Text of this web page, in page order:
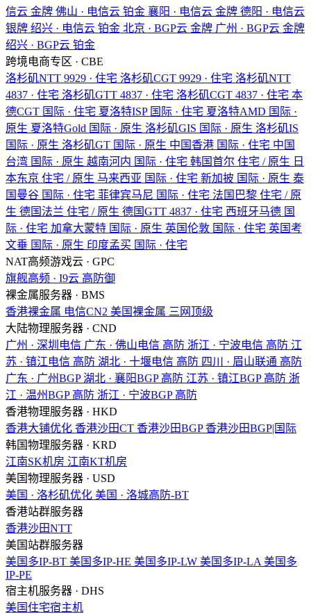
信云 金牌 佛山 · 电信云 铂金 襄阳 · 电信云 金牌 德阳 · 电信云
银牌 绍兴 · 电信云 铂金 北京 · BGP云 金牌 广州 · BGP云 金牌
绍兴 · BGP云 铂金
跨境电商专区 · CBE
洛杉矶NTT 9929 · 住宅 洛杉矶CGT 9929 · 住宅 洛杉矶NTT
4837 · 住宅 洛杉矶GTT 4837 · 住宅 洛杉矶CGT 4837 · 住宅 本
德CGT 国际 · 住宅 夏洛特ISP 国际 · 住宅 夏洛特AMD 国际 ·
原生 夏洛特Gold 国际 · 原生 洛杉矶GIS 国际 · 原生 洛杉矶IS
国际 · 原生 洛杉矶GT 国际 · 原生 中国香港 国际 · 住宅 中国
台湾 国际 · 原生 越南河内 国际 · 住宅 韩国首尔 住宅 / 原生 日
本东京 住宅 / 原生 马来西亚 国际 · 住宅 新加披 国际 · 原生 泰
国曼谷 国际 · 住宅 菲律宾马尼 国际 · 住宅 法国巴黎 住宅 / 原
生 德国法兰 住宅 / 原生 德国GTT 4837 · 住宅 西班牙马德 国
际 · 住宅 加拿大蒙特 国际 · 原生 英国伦敦 国际 · 住宅 英国考
文垂 国际 · 原生 印度孟买 国际 · 住宅
NAT高频游戏云 · GPC
旗舰高频 · I9云 高防御
裸金属服务器 · BMS
香港裸金属 电信CN2 美国裸金属 三网顶级
大陆物理服务器 · CND
广州 · 深圳电信 广东 · 佛山电信 高防 浙江 · 宁波电信 高防 江
苏 · 镇江电信 高防 湖北 · 十堰电信 高防 四川 · 眉山联通 高防
广东 · 广州BGP 湖北 · 襄阳BGP 高防 江苏 · 镇江BGP 高防 浙
江 · 温州BGP 高防 浙江 · 宁波BGP 高防
香港物理服务器 · HKD
香港大铺优化 香港沙田CT 香港沙田BGP 香港沙田BGP|国际
韩国物理服务器 · KRD
江南SK机房 江南KT机房
美国物理服务器 · USD
美国 · 洛杉矶优化 美国 · 洛城高防-BT
香港站群服务器
香港沙田NTT
美国站群服务器
美国多IP-BT 美国多IP-HE 美国多IP-LW 美国多IP-LA 美国多
IP-PE
宿主机服务器 · DHS
美国住宅宿主机